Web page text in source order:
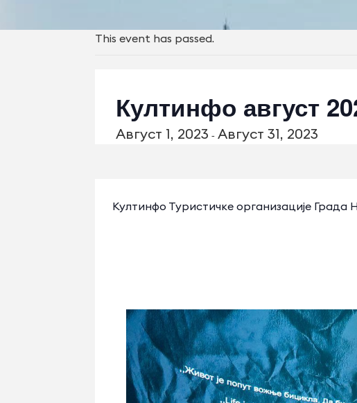
This event has passed.
Култинфо август
Август 1, 2023 - Август 31, 2023
Култинфо Туристичке организације Града